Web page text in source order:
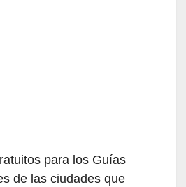
para los Guías
de las ciudades que